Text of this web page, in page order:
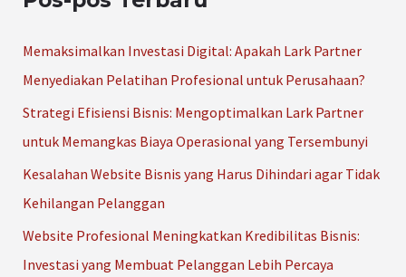
i
:
Memaksimalkan Investasi Digital: Apakah Lark Partner
Menyediakan Pelatihan Profesional untuk Perusahaan?
Strategi Efisiensi Bisnis: Mengoptimalkan Lark Partner
untuk Memangkas Biaya Operasional yang Tersembunyi
Kesalahan Website Bisnis yang Harus Dihindari agar Tidak
Kehilangan Pelanggan
Website Profesional Meningkatkan Kredibilitas Bisnis:
Investasi yang Membuat Pelanggan Lebih Percaya